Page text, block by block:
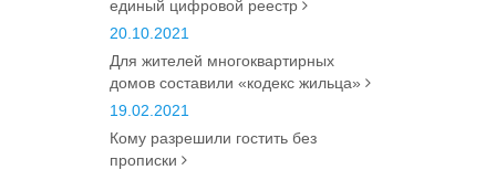
единый цифровой реестр
20.10.2021
Для жителей многоквартирных
домов составили «кодекс жильца»
19.02.2021
Кому разрешили гостить без
прописки